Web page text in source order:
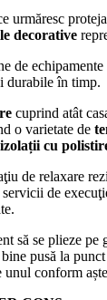
urmăresc
decorative
de
durabile în timp.
cuprind atât
o varietate de
cu
de relaxare
de
să se plieze
pusă la
conform